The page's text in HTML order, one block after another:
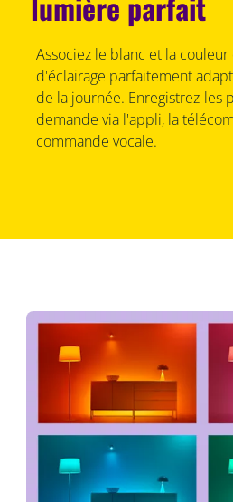
Associez le blanc et la
d'éclairage parfaitement
de la journée. Enregistrez-les
demande via l'appli, la
commande vocale.